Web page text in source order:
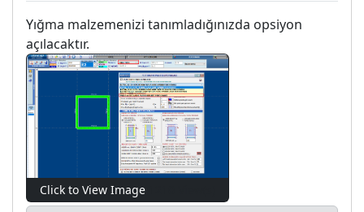
Yığma malzemenizi tanımladığınızda opsiyon
açılacaktır.
Click to View Image